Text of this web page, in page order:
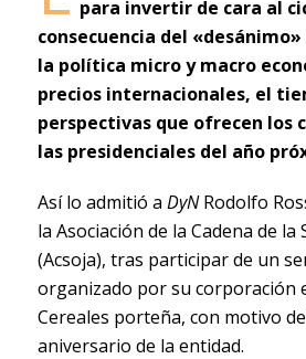
para invertir de cara al
consecuencia del
la política micro y macro
precios internacionales, el
perspectivas que ofrecen los
las presidenciales del año
Así lo admitió a DyNRodolfo
la Asociación de la Cadena de
(Acsoja), tras participar de un
organizado por su corporación
Cereales porteña, con motivo
aniversario de la entidad.